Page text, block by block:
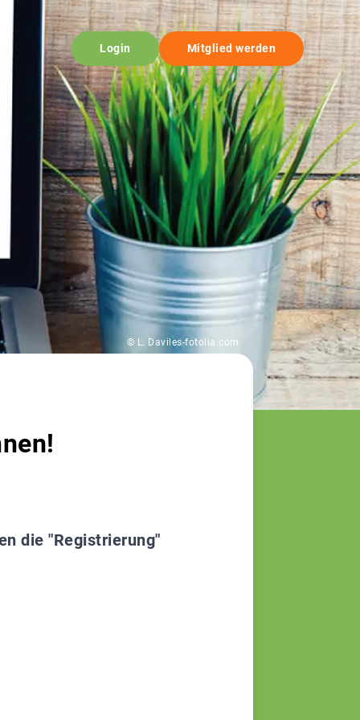
Login Mitglied werden
© L. Daviles-fotolia.com
die "Registrierung"